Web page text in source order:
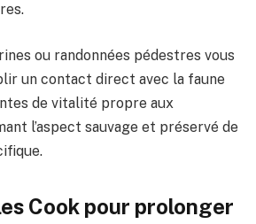
ou randonnées pédestres vous
un contact direct avec la faune
de vitalité propre aux
l’aspect sauvage et préservé de
Cook pour prolonger